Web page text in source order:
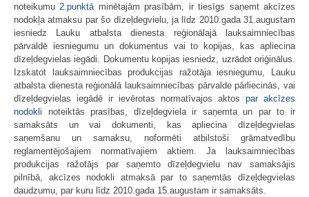
noteikumu2.punktāminētajām prasībām, ir tiesīgs saņemt akcīzes
nodokļa atmaksu par šo dīzeļdegvielu, ja līdz 2010.gada 31.augustam
iesniedz Lauku atbalsta dienesta reģionālajā lauksaimniecības
pārvaldē iesniegumu un dokumentus vai to kopijas, kas apliecina
dīzeļdegvielas iegādi. Dokumentu kopijas iesniedz, uzrādot oriģinālus.
Izskatot lauksaimniecības produkcijas ražotāja iesniegumu, Lauku
atbalsta dienesta reģionālā lauksaimniecības pārvalde pārliecinās, vai
dīzeļdegvielas iegādē ir ievērotas normatīvajos aktos par akcīzes
nodokli noteiktās prasības, dīzeļdegviela ir saņemta un par to ir
samaksāts un vai dokumenti, kas apliecina dīzeļdegvielas
saņemšanu un samaksu, noformēti atbilstoši grāmatvedību
reglamentējošajiem normatīvajiem aktiem. Ja lauksaimniecības
produkcijas ražotājs par saņemto dīzeļdegvielu nav samaksājis
pilnībā, akcīzes nodokli atmaksā par to saņemtās dīzeļdegvielas
daudzumu, par kuru līdz 2010.gada 15.augustam ir samaksāts.